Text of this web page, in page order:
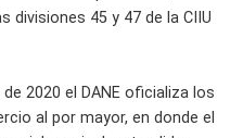
divisiones 45 y 47 de la CIIU
2020 el DANE oficializa los
al por mayor, en donde el